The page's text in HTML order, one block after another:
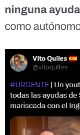
ninguna
como